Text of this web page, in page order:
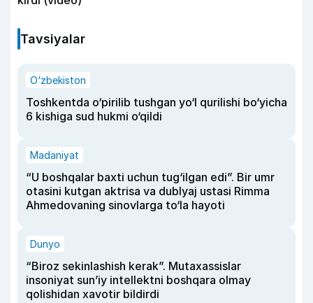
Tavsiyalar
O‘zbekiston
Toshkentda o‘pirilib tushgan yo‘l qurilishi bo‘yicha
6 kishiga sud hukmi o‘qildi
Madaniyat
“U boshqalar baxti uchun tug‘ilgan edi”. Bir umr
otasini kutgan aktrisa va dublyaj ustasi Rimma
Ahmedovaning sinovlarga to‘la hayoti
Dunyo
“Biroz sekinlashish kerak”. Mutaxassislar
insoniyat sun’iy intellektni boshqara olmay
qolishidan xavotir bildirdi